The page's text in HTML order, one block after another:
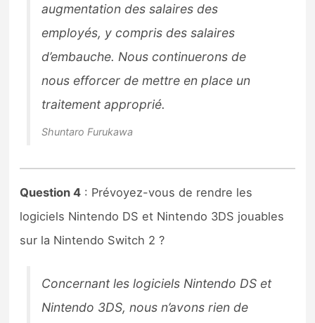
augmentation des salaires des
employés, y compris des salaires
d’embauche. Nous continuerons de
nous efforcer de mettre en place un
traitement approprié.
Shuntaro Furukawa
Question 4 : Prévoyez-vous de rendre les
logiciels Nintendo DS et Nintendo 3DS jouables
sur la Nintendo Switch 2 ?
Concernant les logiciels Nintendo DS et
Nintendo 3DS, nous n’avons rien de